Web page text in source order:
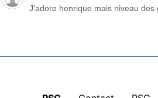
J'adore henrique mais niveau